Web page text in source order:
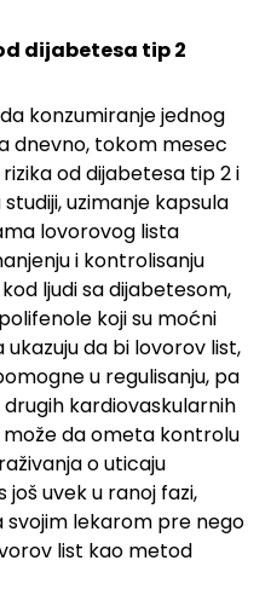
dijabetesa tip 2
konzumiranje jednog
dnevno, tokom mesec
od dijabetesa tip 2 i
uzimanje kapsula
lovorovog lista
i kontrolisanju
ljudi sa dijabetesom,
koji su moćni
da bi lovorov list,
u regulisanju, pa
kardiovaskularnih
da ometa kontrolu
o uticaju
uvek u ranoj fazi,
svojim lekarom pre nego
list kao metod